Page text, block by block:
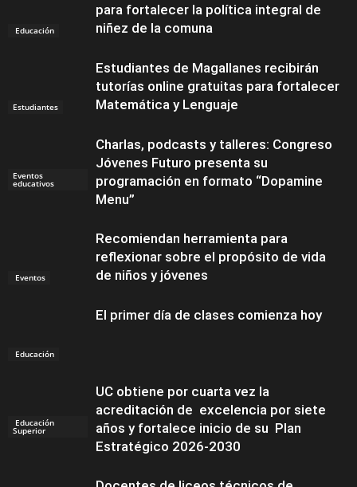
Educación
para fortalecer la política integral de
niñez de la comuna
Estudiantes
Estudiantes de Magallanes recibirán
tutorías online gratuitas para fortalecer
Matemática y Lenguaje
Eventos
educativos
Charlas, podcasts y talleres: Congreso
Jóvenes Futuro presenta su
programación en formato “Dopamine
Menu”
Eventos
Recomiendan herramienta para
reflexionar sobre el propósito de vida
de niños y jóvenes
Educación
El primer día de clases comienza hoy
Educación
Superior
UC obtiene por cuarta vez la
acreditación de excelencia por siete
años y fortalece inicio de su Plan
Estratégico 2026-2030